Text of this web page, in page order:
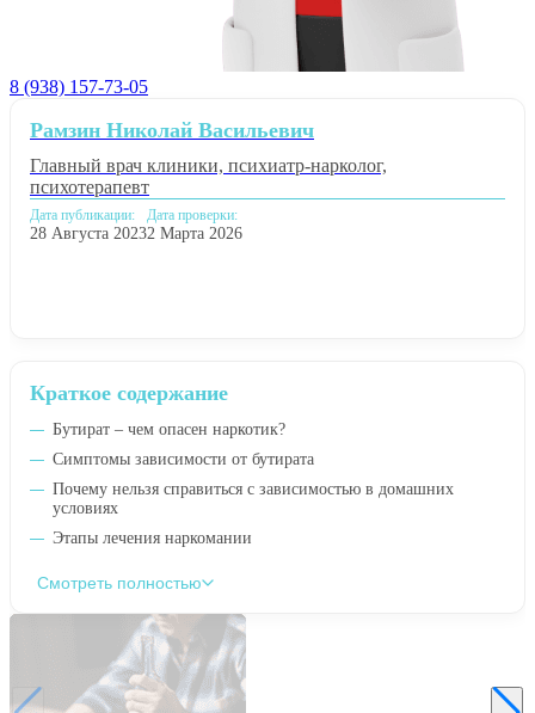
8 (938) 157-73-05
Краткое содержание
Бутират – чем опасен наркотик?
Симптомы зависимости от бутирата
Почему нельзя справиться с зависимостью в домашних
условиях
Этапы лечения наркомании
Смотреть полностью
Рамзин Николай Васильевич
Главный врач клиники, психиатр-нарколог,
психотерапевт
Дата публикации:
28 Августа 2023
Дата проверки:
2 Марта 2026